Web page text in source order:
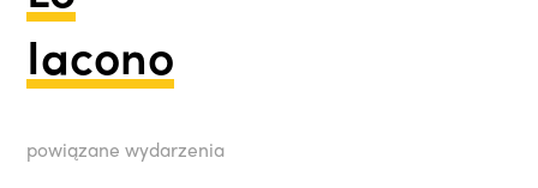
Iacono
powiązane wydarzenia